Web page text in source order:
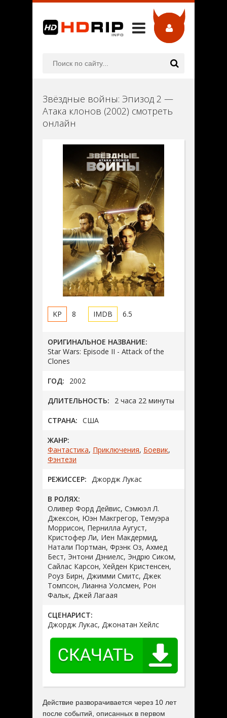
Звёздные войны: Эпизод 2 —
Атака клонов (2002) смотреть
онлайн
8 6.5
ОРИГИНАЛЬНОЕ НАЗВАНИЕ:
Star Wars: Episode II - Attack of the
Clones
ГОД: 2002
ДЛИТЕЛЬНОСТЬ: 2 часа 22 минуты
СТРАНА: США
ЖАНР:
Фантастика, Приключения, Боевик,
Фэнтези
РЕЖИССЕР: Джордж Лукас
В РОЛЯХ:
Оливер Форд Дейвис, Сэмюэл Л.
Джексон, Юэн Макгрегор, Темуэра
Моррисон, Пернилла Аугуст,
Кристофер Ли, Иен Макдермид,
Натали Портман, Фрэнк Оз, Ахмед
Бест, Энтони Дэниелс, Эндрю Сиком,
Сайлас Карсон, Хейден Кристенсен,
Роуз Бирн, Джимми Смитс, Джек
Томпсон, Лианна Уолсмен, Рон
Фальк, Джей Лагаая
СЦЕНАРИСТ:
Джордж Лукас, Джонатан Хейлс
Действие разворачивается через 10 лет
после событий, описанных в первом